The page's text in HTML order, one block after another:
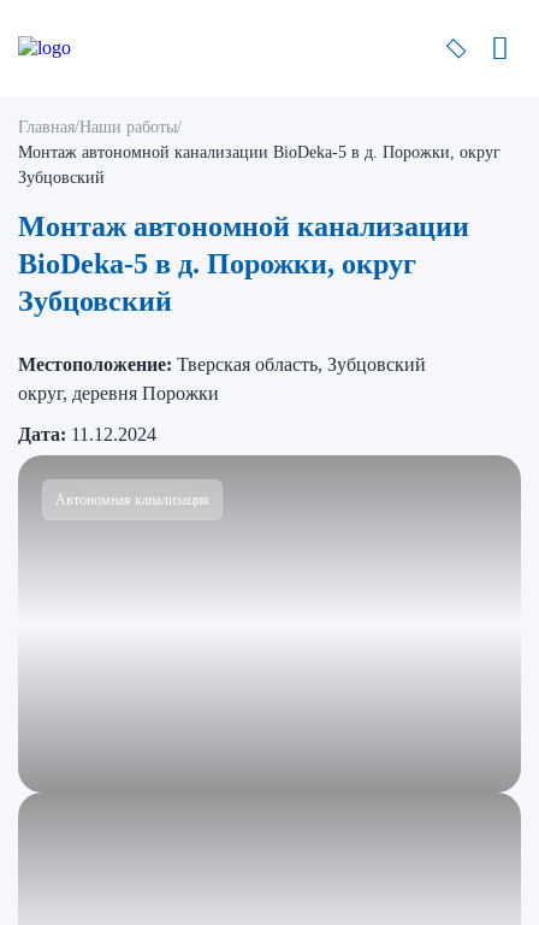
Главная/Наши работы/
Монтаж автономной канализации BioDeka-5 в д. Порожки, округ
Зубцовский
Монтаж автономной канализации
BioDeka-5 в д. Порожки, округ
Зубцовский
Местоположение: Тверская область, Зубцовский
округ, деревня Порожки
Дата: 11.12.2024
Автономная канализация